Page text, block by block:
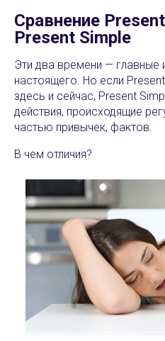
Сравнение
Present Simple
Эти два времени — главные
настоящего. Но если
здесь и сейчас, Present
действия, происходящие
частью привычек, фактов.
В чем отличия?